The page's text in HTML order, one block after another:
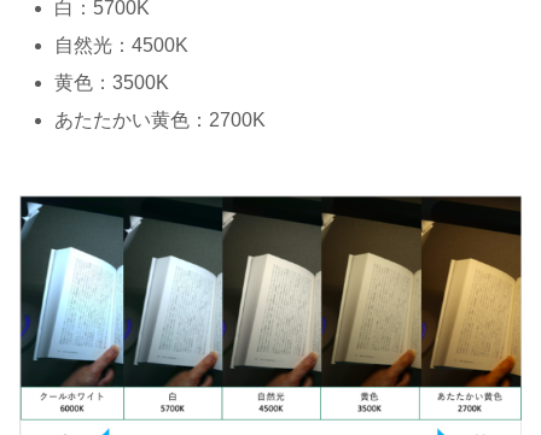
白：5700K
自然光：4500K
黄色：3500K
あたたかい黄色：2700K